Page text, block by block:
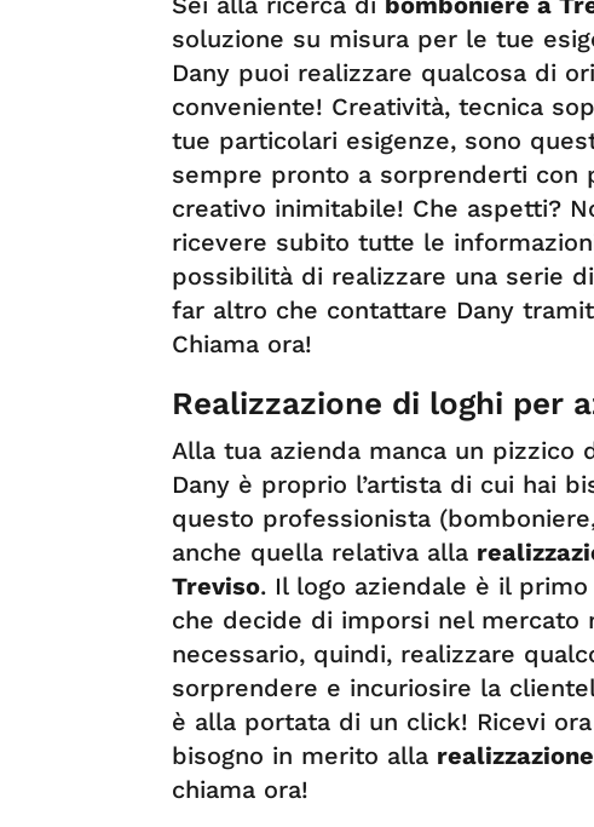
soluzione su misura per le tue
Dany puoi realizzare qualcosa di
conveniente! Creatività, tecnica
tue particolari esigenze, sono
sempre pronto a sorprenderti con
creativo inimitabile! Che aspetti?
ricevere subito tutte le
possibilità di realizzare una serie di
far altro che contattare Dany
Chiama ora!
Realizzazione di loghi per
Alla tua azienda manca un pizzico
Dany è proprio l’artista di cui hai
questo professionista
anche quella relativa alla
Treviso. Il logo aziendale è il
che decide di imporsi nel mercato
necessario, quindi, realizzare
sorprendere e incuriosire la
è alla portata di un click! Ricevi
bisogno in merito alla
chiama ora!